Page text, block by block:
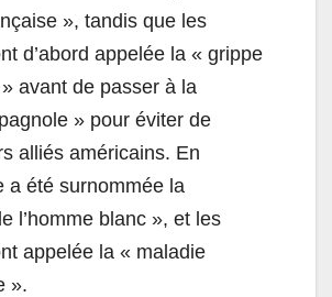
», tandis que les
d’abord appelée la « grippe
avant de passer à la
» pour éviter de
alliés américains. En
a été surnommée la
l’homme blanc », et les
appelée la « maladie
».